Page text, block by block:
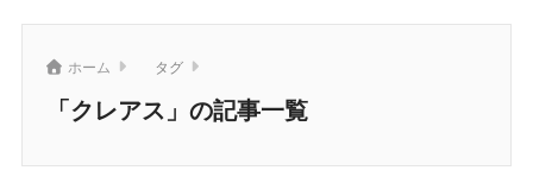
ホーム タグ
「クレアス」の記事一覧